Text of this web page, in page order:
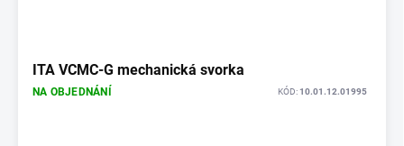
ITA VCMC-G mechanická svorka
NA OBJEDNÁNÍ KÓD:10.01.12.01995